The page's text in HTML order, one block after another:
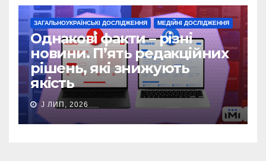
ЗАГАЛЬНОУКРАЇНСЬКІ ДОСЛІДЖЕННЯ МЕДІЙНІ ДОСЛІДЖЕННЯ
Однакові факти – різні
новини. П’ять редакційних
рішень, які знижують
якість
J ЛИП, 2026